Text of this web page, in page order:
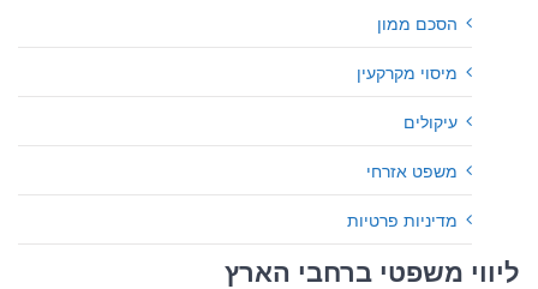
הסכם ממון
מיסוי מקרקעין
עיקולים
משפט אזרחי
מדיניות פרטיות
ליווי משפטי ברחבי הארץ